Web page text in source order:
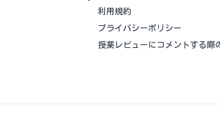
利用規約
プライバシーポリシー
授業レビューにコメントする際